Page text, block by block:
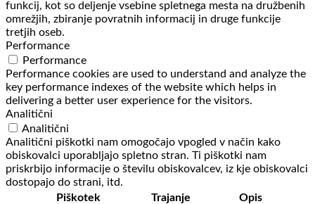
funkcij, kot so deljenje vsebine spletnega mesta na družbenih
omrežjih, zbiranje povratnih informacij in druge funkcije
tretjih oseb.
Performance
Performance
Performance cookies are used to understand and analyze the
key performance indexes of the website which helps in
delivering a better user experience for the visitors.
Analitični
Analitični
Analitični piškotki nam omogočajo vpogled v način kako
obiskovalci uporabljajo spletno stran. Ti piškotki nam
priskrbijo informacije o številu obiskovalcev, iz kje obiskovalci
dostopajo do strani, itd.
Piškotek
Trajanje Opis